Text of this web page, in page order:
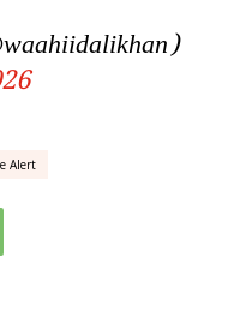
Alert